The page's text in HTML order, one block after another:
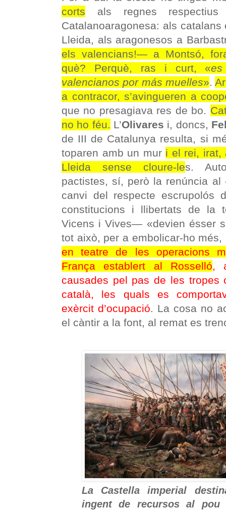
corts als regnes respectius
Catalanoaragonesa: als
Lleida, als aragonesos a
els valencians!— a Montsó,
què? Perquè, ras i curt, «
valencianos por más muelles».
a contracor, s’avingueren a
que no presagiava res de bo.
no ho féu. L’Olivares i, doncs,
de III de Catalunya resulta, si
toparen amb un mur i el rei, irat,
Lleida sense cloure-les.
pactistes, sí, però la renúncia al
canvi del respecte escrupolós
constitucions i llibertats de la
Vicens i Vives— «devien ésser
tot això, per a embolicar-ho
en teatre de les operacions
França establert al Rosselló,
causades pel pas de les tropes
català, les quals es
exèrcit d’ocupació. La cosa no
el càntir a la font, al remat es
La Castella imperial
ingent de recursos al